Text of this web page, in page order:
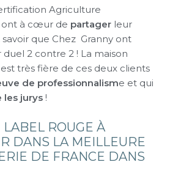
Agriculture
ont à cœur de partager leur
savoir que Chez Granny ont
2 contre 2 ! La maison
très fière de ces deux clients
de professionnalisme et qui
les jurys !
LABEL ROUGE À
DANS LA MEILLEURE
DE FRANCE DANS